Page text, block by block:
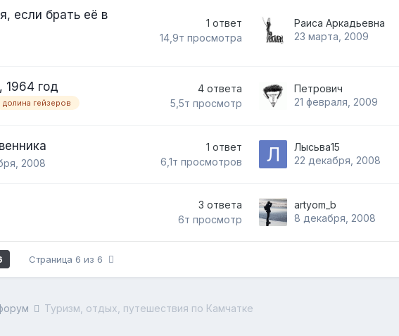
если брать её в
1 ответ
14,9т просмотра
Раиса Аркадьевна
23 марта, 2009
1964 год
долина гейзеров
4 ответа
5,5т просмотр
Петрович
21 февраля, 2009
2008
1 ответ
6,1т просмотров
Лысьва15
22 декабря, 2008
3 ответа
6т просмотр
artyom_b
8 декабря, 2008
Страница 6 из 6
Туризм, отдых, путешествия по Камчатке